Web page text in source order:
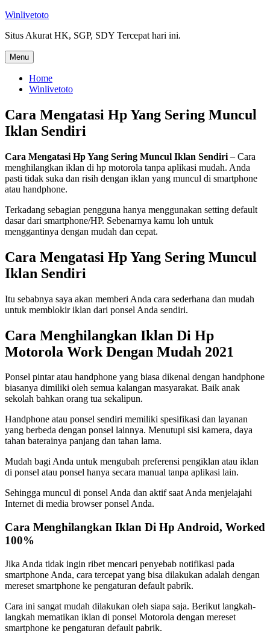
Skip
content
Winlivetoto
Situs Akurat HK, SGP, SDY Tercepat hari ini.
Menu
Home
Winlivetoto
Cara Mengatasi Hp Yang Sering Muncul
Iklan Sendiri
Cara Mengatasi Hp Yang Sering Muncul Iklan Sendiri – Cara
menghilangkan iklan di hp motorola tanpa aplikasi mudah. Anda
pasti tidak suka dan risih dengan iklan yang muncul di smartphone
atau handphone.
Terkadang sebagian pengguna hanya menggunakan setting default
dasar dari smartphone/HP. Sebenarnya kamu loh untuk
menggantinya dengan mudah dan cepat.
Cara Mengatasi Hp Yang Sering Muncul
Iklan Sendiri
Itu sebabnya saya akan memberi Anda cara sederhana dan mudah
untuk memblokir iklan dari ponsel Anda sendiri.
Cara Menghilangkan Iklan Di Hp
Motorola Work Dengan Mudah 2021
Ponsel pintar atau handphone yang biasa dikenal dengan handphone
biasanya dimiliki oleh semua kalangan masyarakat. Baik anak
sekolah bahkan orang tua sekalipun.
Handphone atau ponsel sendiri memiliki spesifikasi dan layanan
yang berbeda dengan ponsel lainnya. Menutupi sisi kamera, daya
tahan baterainya panjang dan tahan lama.
Mudah bagi Anda untuk mengubah preferensi pengiklan atau iklan
di ponsel atau ponsel hanya secara manual tanpa aplikasi lain.
Sehingga muncul di ponsel Anda dan aktif saat Anda menjelajahi
Internet di media browser ponsel Anda.
Cara Menghilangkan Iklan Di Hp Android, Worked
100%
Jika Anda tidak ingin ribet mencari penyebab notifikasi pada
smartphone Anda, cara tercepat yang bisa dilakukan adalah dengan
mereset smartphone ke pengaturan default pabrik.
Cara ini sangat mudah dilakukan oleh siapa saja. Berikut langkah-
langkah mematikan iklan di ponsel Motorola dengan mereset
smartphone ke pengaturan default pabrik.